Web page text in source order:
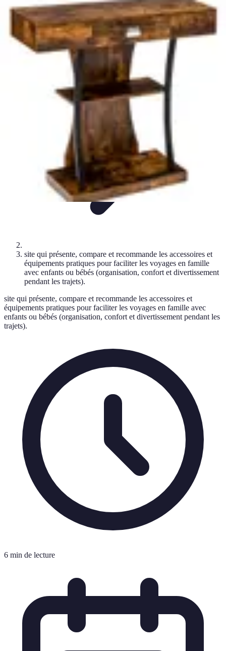
Voyage Familial
Accessoires
Organisation ConfortComparatifDivertissement
Voyage Familial
site qui présente, compare et recommande les accessoires et
équipements pratiques pour faciliter les voyages en famille
avec enfants ou bébés (organisation, confort et divertissement
pendant les trajets).
site qui présente, compare et recommande les accessoires et
équipements pratiques pour faciliter les voyages en famille avec
enfants ou bébés (organisation, confort et divertissement pendant les
trajets).
6 min de lecture